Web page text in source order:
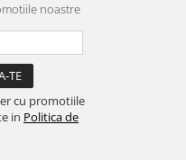
noastre
cu promotiile
in Politica de